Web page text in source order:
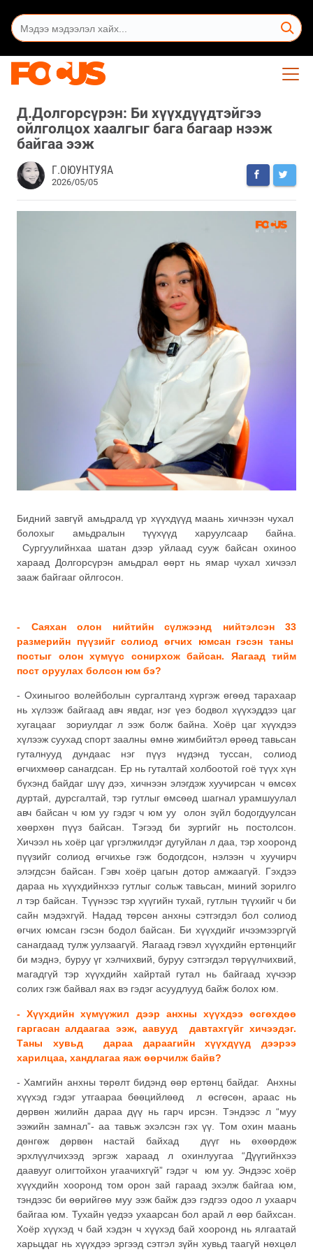
Д.Долгорсүрэн: Би хүүхдүүдтэйгээ
ойлголцох хаалгыг бага багаар нээж
байгаа ээж
Г.ОЮУНТУЯА
2026/05/05
Бидний завгүй амьдралд үр хүүхдүүд маань хичнээн чухал
болохыг амьдралын түүхүүд харуулсаар байна.
Сургуулийнхаа шатан дээр уйлаад сууж байсан охиноо
хараад Долгорсүрэн амьдрал өөрт нь ямар чухал хичээл
зааж байгааг ойлгосон.
- Саяхан олон нийтийн сүлжээнд нийтэлсэн 33
размерийн пүүзийг солиод өгчих юмсан гэсэн таны
постыг олон хүмүүс сонирхож байсан. Яагаад тийм
пост оруулах болсон юм бэ?
- Охиныгоо волейболын сургалтанд хүргэж өгөөд тарахаар
нь хүлээж байгаад авч явдаг, нэг үеэ бодвол хүүхэддээ цаг
хугацааг зориулдаг л ээж болж байна. Хоёр цаг хүүхдээ
хүлээж суухад спорт заалны өмнө жимбийтэл өрөөд тавьсан
гуталнууд дундаас нэг пүүз нүдэнд туссан, солиод
өгчихмөөр санагдсан. Ер нь гуталтай холбоотой гоё түүх хүн
бүхэнд байдаг шүү дээ, хичнээн элэгдэж хуучирсан ч өмсөх
дуртай, дурсгалтай, тэр гутлыг өмсөөд шагнал урамшуулал
авч байсан ч юм уу гэдэг ч юм уу олон зүйл бодогдуулсан
хөөрхөн пүүз байсан. Тэгээд би зургийг нь постолсон.
Хичээл нь хоёр цаг үргэлжилдэг дугуйлан л даа, тэр хооронд
пүүзийг солиод өгчихье гэж бодогдсон, нэлээн ч хуучирч
элэгдсэн байсан. Гэвч хоёр цагын дотор амжаагүй. Гэхдээ
дараа нь хүүхдийнхээ гутлыг сольж тавьсан, миний зорилго
л тэр байсан. Түүнээс тэр хүүгийн тухай, гутлын түүхийг ч би
сайн мэдэхгүй. Надад төрсөн анхны сэтгэгдэл бол солиод
өгчих юмсан гэсэн бодол байсан. Би хүүхдийг ичээмээргүй
санагдаад тулж уулзаагүй. Яагаад гэвэл хүүхдийн ертөнцийг
би мэднэ, буруу үг хэлчихвий, буруу сэтгэгдэл төрүүлчихвий,
магадгүй тэр хүүхдийн хайртай гутал нь байгаад хүчээр
солих гэж байвал яах вэ гэдэг асуудлууд байж болох юм.
- Хүүхдийн хүмүүжил дээр анхны хүүхдээ өсгөхдөө
гаргасан алдаагаа ээж, аавууд давтахгүйг хичээдэг.
Таны хувьд дараа дараагийн хүүхдүүд дээрээ
харилцаа, хандлагаа яаж өөрчилж байв?
- Хамгийн анхны төрөлт бидэнд өөр ертөнц байдаг. Анхны
хүүхэд гэдэг утгаараа бөөцийлөөд л өсгөсөн, араас нь
дөрвөн жилийн дараа дүү нь гарч ирсэн. Тэндээс л “муу
ээжийн замнал”- аа тавьж эхэлсэн гэх үү. Том охин маань
дөнгөж дөрвөн настай байхад дүүг нь өхөөрдөж
эрхлүүлчихээд эргэж хараад л охинлуугаа “Дүүгийнхээ
даавууг олигтойхон угаачихгүй” гэдэг ч юм уу. Эндээс хоёр
хүүхдийн хооронд том орон зай гараад эхэлж байгаа юм,
тэндээс би өөрийгөө муу ээж байж дээ гэдгээ одоо л ухаарч
байгаа юм. Тухайн үедээ ухаарсан бол арай л өөр байхсан.
Хоёр хүүхэд ч бай хэдэн ч хүүхэд бай хооронд нь ялгаатай
харьцдаг нь хүүхдээ эргээд сэтгэл зүйн хувьд таагүй нөхцөл